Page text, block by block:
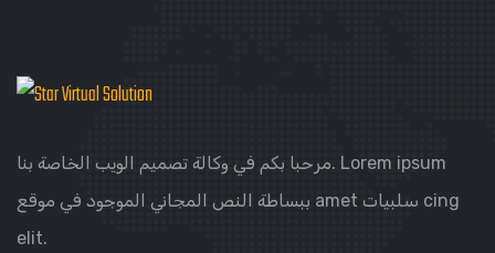
مرحبا بكم في وكالة تصميم الويب الخاصة بنا. Lorem ipsum
ببساطة النص المجاني الموجود في موقع amet سلبيات cing
elit.